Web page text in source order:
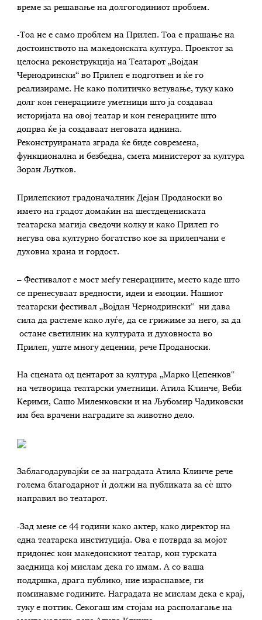
време за решавање на долгогодиниот проблем.
-Тоа не е само проблем на Прилеп. Тоа е прашање на
достоинството на македонската култура. Проектот за
целосна реконструкција на Театарот „Војдан
Чернодрински“ во Прилеп е подготвен и ќе го
реализираме. Не како политичко ветување, туку како
долг кон генерациите уметници што ја создаваа
историјата на овој театар и кон генерациите што
допрва ќе ја создаваат неговата иднина.
Реконструираната зграда ќе биде современа,
функционална и безбедна, смета министерот за култура
Зоран Љутков.
Прилепскиот градоначалник Дејан Проданоски во
името на градот домаќин на шестдецениската
театарска магија сведочи колку и како Прилеп го
негува ова културно богатство кое за прилепчани е
духовна храна и гордост.
– Фестивалот е мост меѓу генерациите, место каде што
се пренесуваат вредности, идеи и емоции. Нашиот
театарски фестивал „Војдан Чернодрински“ ни дава
сила да растеме како луѓе, да се грижиме за него, за да
остане светилник на културата и духовноста во
Прилеп, уште многу децении, рече Проданоски.
На сцената од центарот за култура „Марко Цепенков“
на четворица театарски уметници. Атила Клинче, Веби
Керими, Сашо Миленковски и на Љубомир Чадиковски
им беа врачени наградите за животно дело.
Заблагодарувајќи се за наградата Атила Клинче рече
голема благодарнот ѝ должи на публиката за сѐ што
направил во театарот.
-Зад мене се 44 години како актер, како директор на
една театарска институција. Ова е потврда за мојот
придонес кон македонскиот театар, кон турската
заедница кој мислам дека го имам. А со ваша
поддршка, драга публико, ние израснавме, ги
поминавме годините. Наградата не мислам дека е крај,
туку е поттик. Секогаш им стојам на располагање на